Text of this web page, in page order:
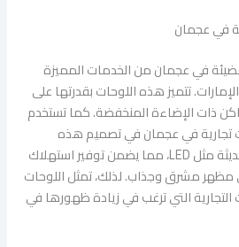
في عجمان
في عجمان من الخدمات المميزة
تتميز هذه اللوحات بقدرتها على
ذات الإضاءة المنخفضة. كما تستخدم
في عجمان في تصميم هذه
اللوحات تقنيات الإضاءة الحديثة مثل LED، مما يضمن توفير استهلاك
مشرق وجذاب. لذلك، تمثل اللوحات
التجارية التي ترغب في زيادة ظهورها في